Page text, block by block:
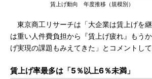
賃上げ動向 年度推移（規模別）
東京商工リサーチは「大企業は賃上げを
は重い人件費負担から『賃上げ疲れ』もう
げ実現の課題もみえてきた」とコメントして
賃上げ率最多は「5％以上6％未満」